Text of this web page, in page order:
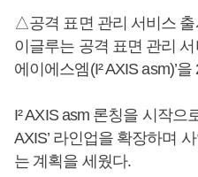
△공격 표면 관리 서비스 출
이글루는 공격 표면 관리
에이에스엠(I² AXIS asm)’
I² AXIS asm 론칭을 시작으
AXIS’ 라인업을 확장하며
는 계획을 세웠다.